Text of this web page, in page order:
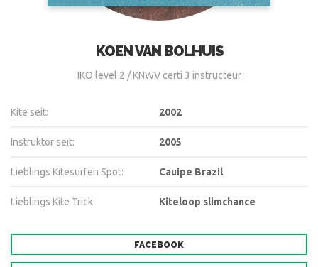
KOEN VAN BOLHUIS
IKO level 2 / KNWV certi 3 instructeur
Kite seit: 2002
Instruktor seit: 2005
Lieblings Kitesurfen Spot: Cauipe Brazil
Lieblings Kite Trick Kiteloop slimchance
FACEBOOK